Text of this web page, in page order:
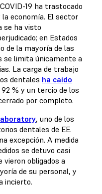
19 ha trastocado
economía. El sector
se ha visto
en Estados
de la mayoría de las
se limita únicamente a
La carga de trabajo
dentales ha caído
% y un tercio de los
por completo.
, uno de los
dentales de EE.
excepción. A medida
se detuvo casi
vieron obligados a
de su personal, y
incierto.